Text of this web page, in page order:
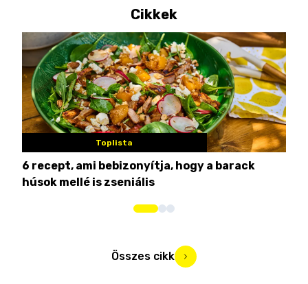
Cikkek
Toplista
6 recept, ami bebizonyítja, hogy a barack
húsok mellé is zseniális
Összes cikk